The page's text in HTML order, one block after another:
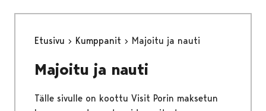
Etusivu Kumppanit Majoitu ja nauti
Majoitu ja nauti
Tälle sivulle on koottu Visit Porin maksetun